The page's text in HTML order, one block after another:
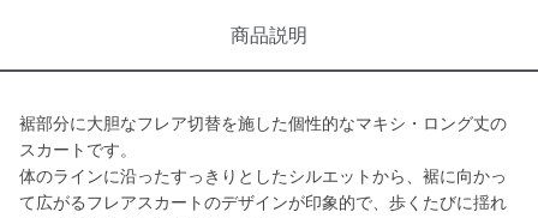
商品説明
裾部分に大胆なフレア切替を施した個性的なマキシ・ロング丈の
スカートです。
体のラインに沿ったすっきりとしたシルエットから、裾に向かっ
て広がるフレアスカートのデザインが印象的で、歩くたびに揺れ